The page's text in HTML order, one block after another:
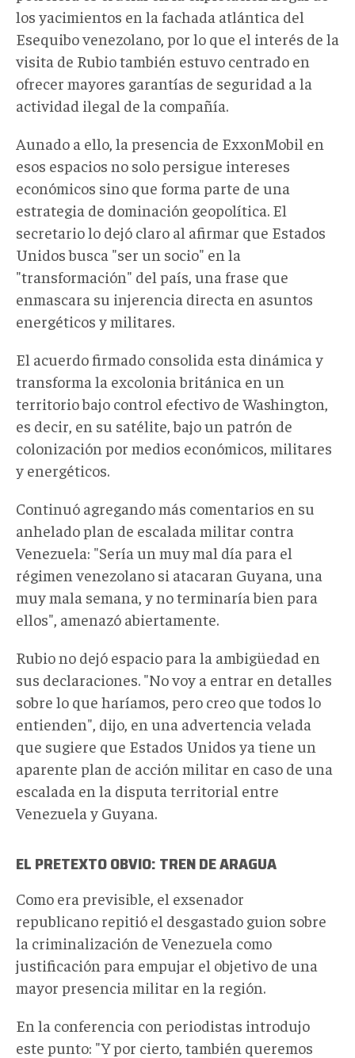
los yacimientos en la fachada atlántica del
Esequibo venezolano, por lo que el interés de la
visita de Rubio también estuvo centrado en
ofrecer mayores garantías de seguridad a la
actividad ilegal de la compañía.
Aunado a ello, la presencia de ExxonMobil en
esos espacios no solo persigue intereses
económicos sino que forma parte de una
estrategia de dominación geopolítica. El
secretario lo dejó claro al afirmar que Estados
Unidos busca "ser un socio" en la
"transformación" del país, una frase que
enmascara su injerencia directa en asuntos
energéticos y militares.
El acuerdo firmado consolida esta dinámica y
transforma la excolonia británica en un
territorio bajo control efectivo de Washington,
es decir, en su satélite, bajo un patrón de
colonización por medios económicos, militares
y energéticos.
Continuó agregando más comentarios en su
anhelado plan de escalada militar contra
Venezuela: "Sería un muy mal día para el
régimen venezolano si atacaran Guyana, una
muy mala semana, y no terminaría bien para
ellos", amenazó abiertamente.
Rubio no dejó espacio para la ambigüedad en
sus declaraciones. "No voy a entrar en detalles
sobre lo que haríamos, pero creo que todos lo
entienden", dijo, en una advertencia velada
que sugiere que Estados Unidos ya tiene un
aparente plan de acción militar en caso de una
escalada en la disputa territorial entre
Venezuela y Guyana.
EL PRETEXTO OBVIO: TREN DE ARAGUA
Como era previsible, el exsenador
republicano repitió el desgastado guion sobre
la criminalización de Venezuela como
justificación para empujar el objetivo de una
mayor presencia militar en la región.
En la conferencia con periodistas introdujo
este punto: "Y por cierto, también queremos